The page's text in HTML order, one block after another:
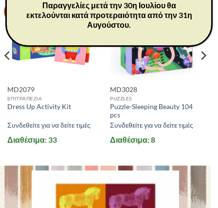
MD2079
ΕΠΙΤΡΑΠΕΖΙΑ
Dress Up Activity Kit
Συνδεθείτε για να δείτε τιμές
Διαθέσιμα: 33
-30%
MD3028
PUZZLES
Puzzle-Sleeping Beauty 104
pcs
Συνδεθείτε για να δείτε τιμές
Διαθέσιμα: 8
Παραγγελίες μετά την 30η Ιουλίου θα
εκτελούνται κατά προτεραιότητα από την 31η
Αυγούστου.